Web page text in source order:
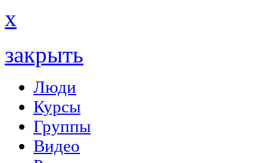
x
закрыть